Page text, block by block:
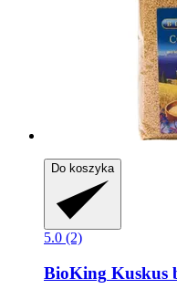
Do koszyka
5.0 (2)
BioKing Kuskus